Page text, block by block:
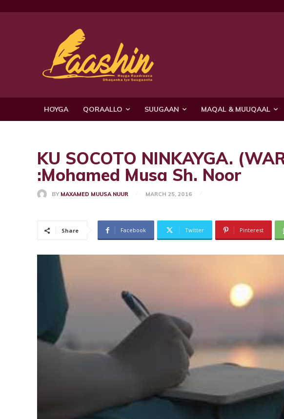
HOYGA QORAALLO SUUGAAN MAQAL & MUUQAAL
KU SOCOTO NINKAYGA.
:Mohamed Musa Sh. Noor
BY MAXAMED MUUSA NUUR MARCH 25, 2016
Share Facebook Twitter Pinterest